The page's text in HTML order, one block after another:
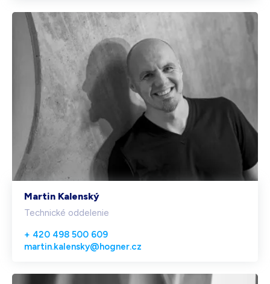
Martin Kalenský
Technické oddelenie
+ 420 498 500 609
martin.kalensky@hogner.cz